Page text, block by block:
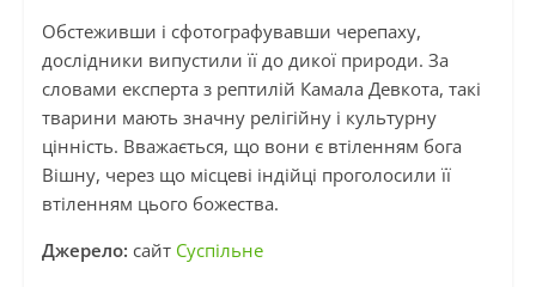
Обстеживши і сфотографувавши черепаху,
дослідники випустили її до дикої природи. За
словами експерта з рептилій Камала Девкота, такі
тварини мають значну релігійну і культурну
цінність. Вважається, що вони є втіленням бога
Вішну, через що місцеві індійці проголосили її
втіленням цього божества.
Джерело: сайт Суспільне